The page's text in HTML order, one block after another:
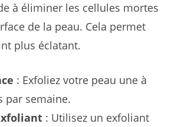
à éliminer les cellules mortes
de la peau. Cela permet
plus éclatant.
: Exfoliez votre peau une à
par semaine.
: Utilisez un exfoliant